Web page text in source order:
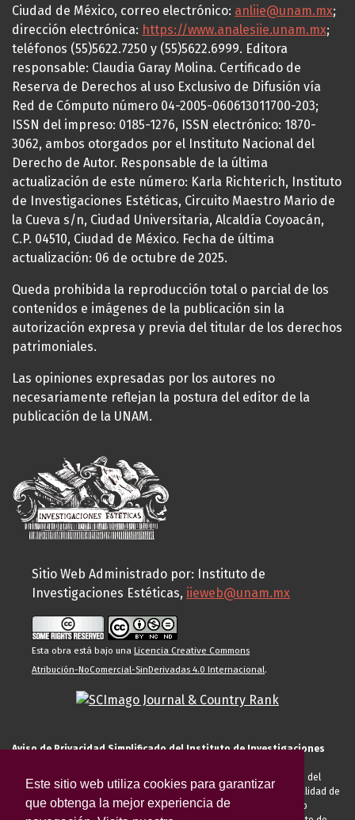
Este sitio web utiliza cookies para garantizar
que obtenga la mejor experiencia de
Ciudad de México, correo electrónico: anliie@unam.mx;
dirección electrónica: https://www.analesiie.unam.mx;
teléfonos (55)5622.7250 y (55)5622.6999. Editora
responsable: Claudia Garay Molina. Certificado de
Reserva de Derechos al uso Exclusivo de Difusión vía
Red de Cómputo número 04-2005-060613011700-203;
ISSN del impreso: 0185-1276, ISSN electrónico: 1870-
3062, ambos otorgados por el Instituto Nacional del
Derecho de Autor. Responsable de la última
actualización de este número: Karla Richterich, Instituto
de Investigaciones Estéticas, Circuito Maestro Mario de
la Cueva s/n, Ciudad Universitaria, Alcaldía Coyoacán,
C.P. 04510, Ciudad de México. Fecha de última
actualización: 06 de octubre de 2025.
Queda prohibida la reproducción total o parcial de los
contenidos e imágenes de la publicación sin la
autorización expresa y previa del titular de los derechos
patrimoniales.
Las opiniones expresadas por los autores no
necesariamente reflejan la postura del editor de la
publicación de la UNAM.
Sitio Web Administrado por: Instituto de
Investigaciones Estéticas, iieweb@unam.mx
Esta obra está bajo una Licencia Creative Commons
Atribución-NoComercial-SinDerivadas 4.0 Internacional.
Aviso de Privacidad Simplificado del Instituto de Investigaciones
El Instituto de Investigaciones Estéticas de la UNAM, es responsable del
tratamiento de sus datos personales para el registro de usted en calidad de
alumno, docente, personal de la entidad académica, conferencista o